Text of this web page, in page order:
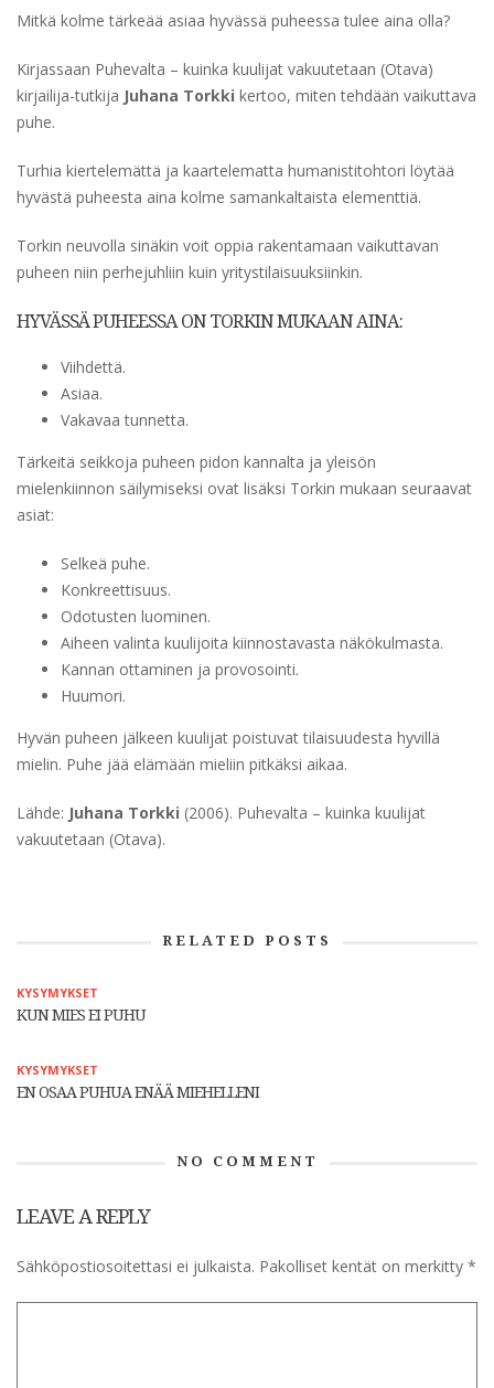
Mitkä kolme tärkeää asiaa hyvässä puheessa tulee aina olla?
Kirjassaan Puhevalta – kuinka kuulijat vakuutetaan (Otava)
kirjailija-tutkija Juhana Torkki kertoo, miten tehdään vaikuttava
puhe.
Turhia kiertelemättä ja kaartelematta humanistitohtori löytää
hyvästä puheesta aina kolme samankaltaista elementtiä.
Torkin neuvolla sinäkin voit oppia rakentamaan vaikuttavan
puheen niin perhejuhliin kuin yritystilaisuuksiinkin.
HYVÄSSÄ PUHEESSA ON TORKIN MUKAAN AINA:
Viihdettä.
Asiaa.
Vakavaa tunnetta.
Tärkeitä seikkoja puheen pidon kannalta ja yleisön
mielenkiinnon säilymiseksi ovat lisäksi Torkin mukaan seuraavat
asiat:
Selkeä puhe.
Konkreettisuus.
Odotusten luominen.
Aiheen valinta kuulijoita kiinnostavasta näkökulmasta.
Kannan ottaminen ja provosointi.
Huumori.
Hyvän puheen jälkeen kuulijat poistuvat tilaisuudesta hyvillä
mielin. Puhe jää elämään mieliin pitkäksi aikaa.
Lähde: Juhana Torkki (2006). Puhevalta – kuinka kuulijat
vakuutetaan (Otava).
RELATED POSTS
KYSYMYKSET
KUN MIES EI PUHU
KYSYMYKSET
EN OSAA PUHUA ENÄÄ MIEHELLENI
NO COMMENT
LEAVE A REPLY
Sähköpostiosoitettasi ei julkaista. Pakolliset kentät on merkitty *